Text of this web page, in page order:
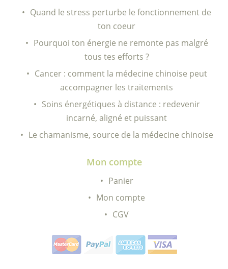
Quand le stress perturbe le fonctionnement de
ton coeur
Pourquoi ton énergie ne remonte pas malgré
tous tes efforts ?
Cancer : comment la médecine chinoise peut
accompagner les traitements
Soins énergétiques à distance : redevenir
incarné, aligné et puissant
Le chamanisme, source de la médecine chinoise
Mon compte
Panier
Mon compte
CGV